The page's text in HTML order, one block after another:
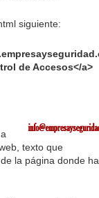
siguiente:
de Accesos</a>
a
texto que
la página donde